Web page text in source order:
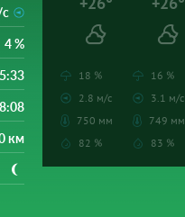
4 %
км
18 %
2.8 м/с
750 мм
82 %
16 %
3.1 м/с
749 мм
83 %